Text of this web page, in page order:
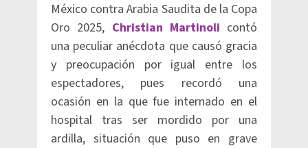
México contra Arabia Saudita de la Copa
Oro 2025, Christian Martinoli contó
una peculiar anécdota que causó gracia
y preocupación por igual entre los
espectadores, pues recordó una
ocasión en la que fue internado en el
hospital tras ser mordido por una
ardilla, situación que puso en grave